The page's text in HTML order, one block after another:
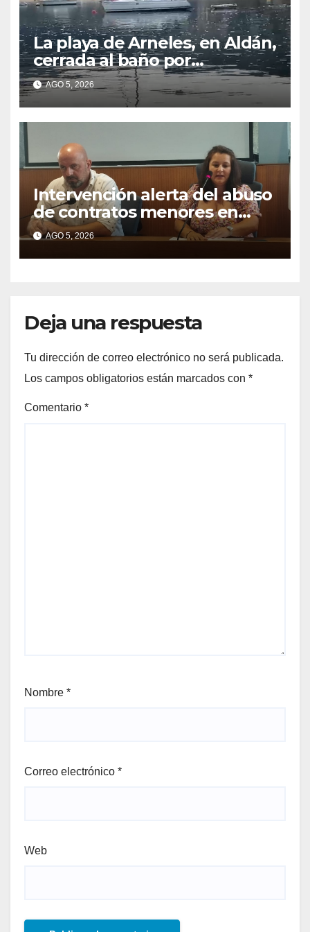
La playa de Arneles, en Aldán,
cerrada al baño por
contaminación del agua tras
detectarse restos fecales
AGO 5, 2026
Intervención alerta del abuso
de contratos menores en
2025
AGO 5, 2026
Deja una respuesta
Tu dirección de correo electrónico no será publicada.
Los campos obligatorios están marcados con *
Comentario *
Nombre *
Correo electrónico *
Web